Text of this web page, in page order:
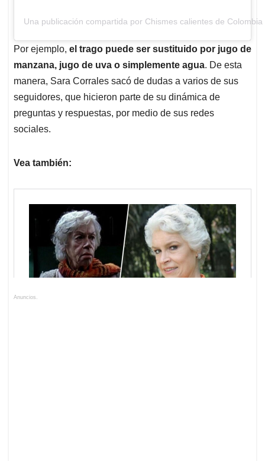
Una publicación compartida por Chismes calientes de
Por ejemplo, el trago puede ser sustituido por jugo de
manzana, jugo de uva o simplemente agua. De esta
manera, Sara Corrales sacó de dudas a varios de sus
seguidores, que hicieron parte de su dinámica de
preguntas y respuestas, por medio de sus redes
sociales.
Vea también:
Anuncios.